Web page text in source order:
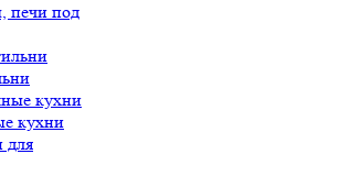
печи под
кухни